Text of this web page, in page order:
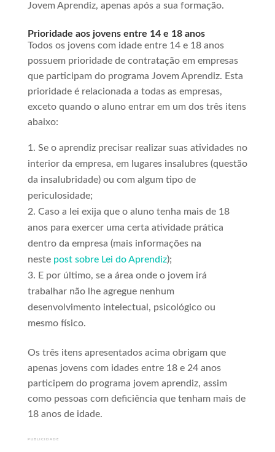
Jovem Aprendiz, apenas após a sua formação.
Prioridade aos jovens entre 14 e 18 anos
Todos os jovens com idade entre 14 e 18 anos
possuem prioridade de contratação em empresas
que participam do programa Jovem Aprendiz. Esta
prioridade é relacionada a todas as empresas,
exceto quando o aluno entrar em um dos três itens
abaixo:
Se o aprendiz precisar realizar suas atividades no
interior da empresa, em lugares insalubres (questão
da insalubridade) ou com algum tipo de
periculosidade;
Caso a lei exija que o aluno tenha mais de 18
anos para exercer uma certa atividade prática
dentro da empresa (mais informações na
neste post sobre Lei do Aprendiz);
E por último, se a área onde o jovem irá
trabalhar não lhe agregue nenhum
desenvolvimento intelectual, psicológico ou
mesmo físico.
Os três itens apresentados acima obrigam que
apenas jovens com idades entre 18 e 24 anos
participem do programa jovem aprendiz, assim
como pessoas com deficiência que tenham mais de
18 anos de idade.
PUBLICIDADE